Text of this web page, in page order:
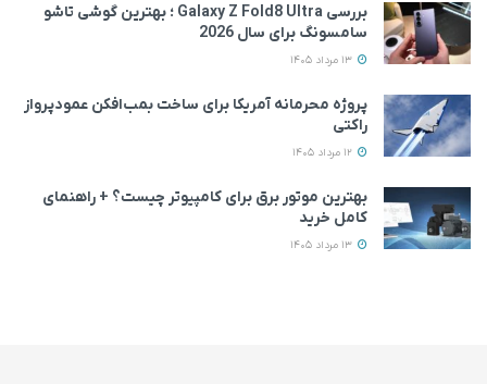
بررسی Galaxy Z Fold8 Ultra ؛ بهترین گوشی تاشو
سامسونگ برای سال 2026
پروژه محرمانه آمریکا برای ساخت بمب‌افکن عمودپرواز
راکتی
بهترین موتور برق برای کامپیوتر چیست؟ + راهنمای
کامل خرید